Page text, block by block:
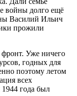
войны долго ещё
Василий Ильич
прожили
фронт. Уже ничего
годных для
поэтому летом
всех
года был